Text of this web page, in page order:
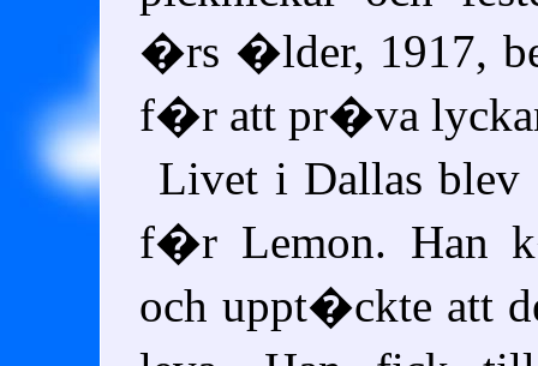
�rs �lder, 1917,
f�r att pr�va
Livet i Dallas
f�r Lemon. Han
och uppt�ckte att